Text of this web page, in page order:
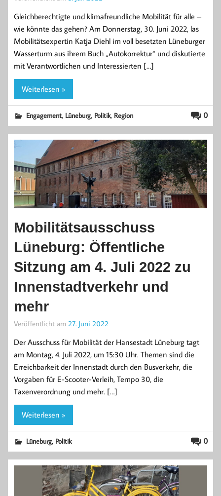
Gleichberechtigte und klimafreundliche Mobilität für alle –
wie könnte das gehen? Am Donnerstag, 30. Juni 2022, las
Mobilitätsexpertin Katja Diehl im voll besetzten Lüneburger
Wasserturm aus ihrem Buch „Autokorrektur“ und diskutierte
mit Verantwortlichen und Interessierten […]
Weiterlesen »
0
Engagement, Lüneburg, Politik, Region
Mobilitätsausschuss
Lüneburg: Öffentliche
Sitzung am 4. Juli 2022 zu
Innenstadtverkehr und
mehr
Veröffentlicht am 27. Juni 2022
Der Ausschuss für Mobilität der Hansestadt Lüneburg tagt
am Montag, 4. Juli 2022, um 15:30 Uhr. Themen sind die
Erreichbarkeit der Innenstadt durch den Busverkehr, die
Vorgaben für E-Scooter-Verleih, Tempo 30, die
Taxenverordnung und mehr. […]
Weiterlesen »
0
Lüneburg, Politik